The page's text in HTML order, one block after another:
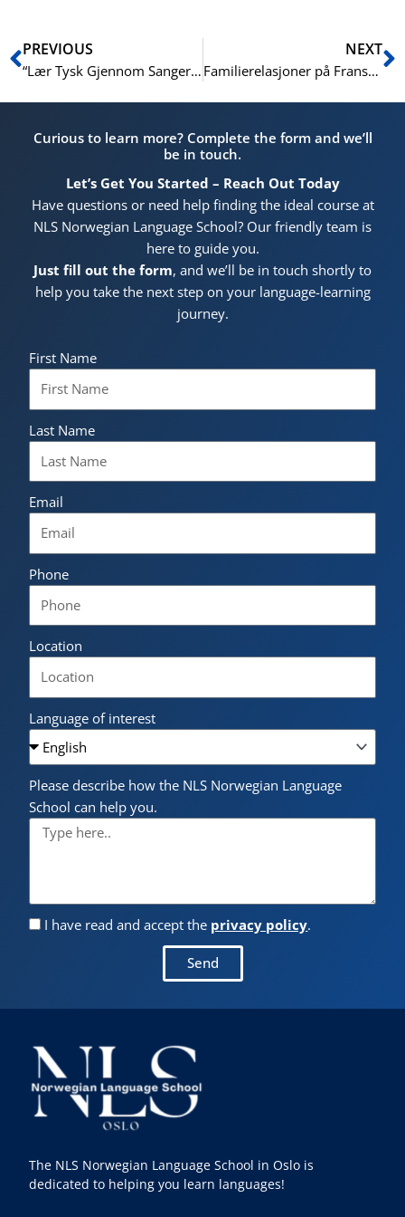
Prev
PREVIOUS
“Lær Tysk Gjennom Sanger: En Moro Tilnærming”
NEXT
Familierelasjoner på Fransk: Grunnleggende Ord
Curious to learn more? Complete the form and we’ll
be in touch.
Let’s Get You Started – Reach Out Today
Have questions or need help finding the ideal course at
NLS Norwegian Language School? Our friendly team is
here to guide you.
Just fill out the form, and we’ll be in touch shortly to
help you take the next step on your language-learning
journey.
First Name
Last Name
Email
Phone
Location
Language of interest
Please describe how the NLS Norwegian Language
School can help you.
I have read and accept the privacy policy.
Send
The NLS Norwegian Language School in Oslo is
dedicated to helping you learn languages!